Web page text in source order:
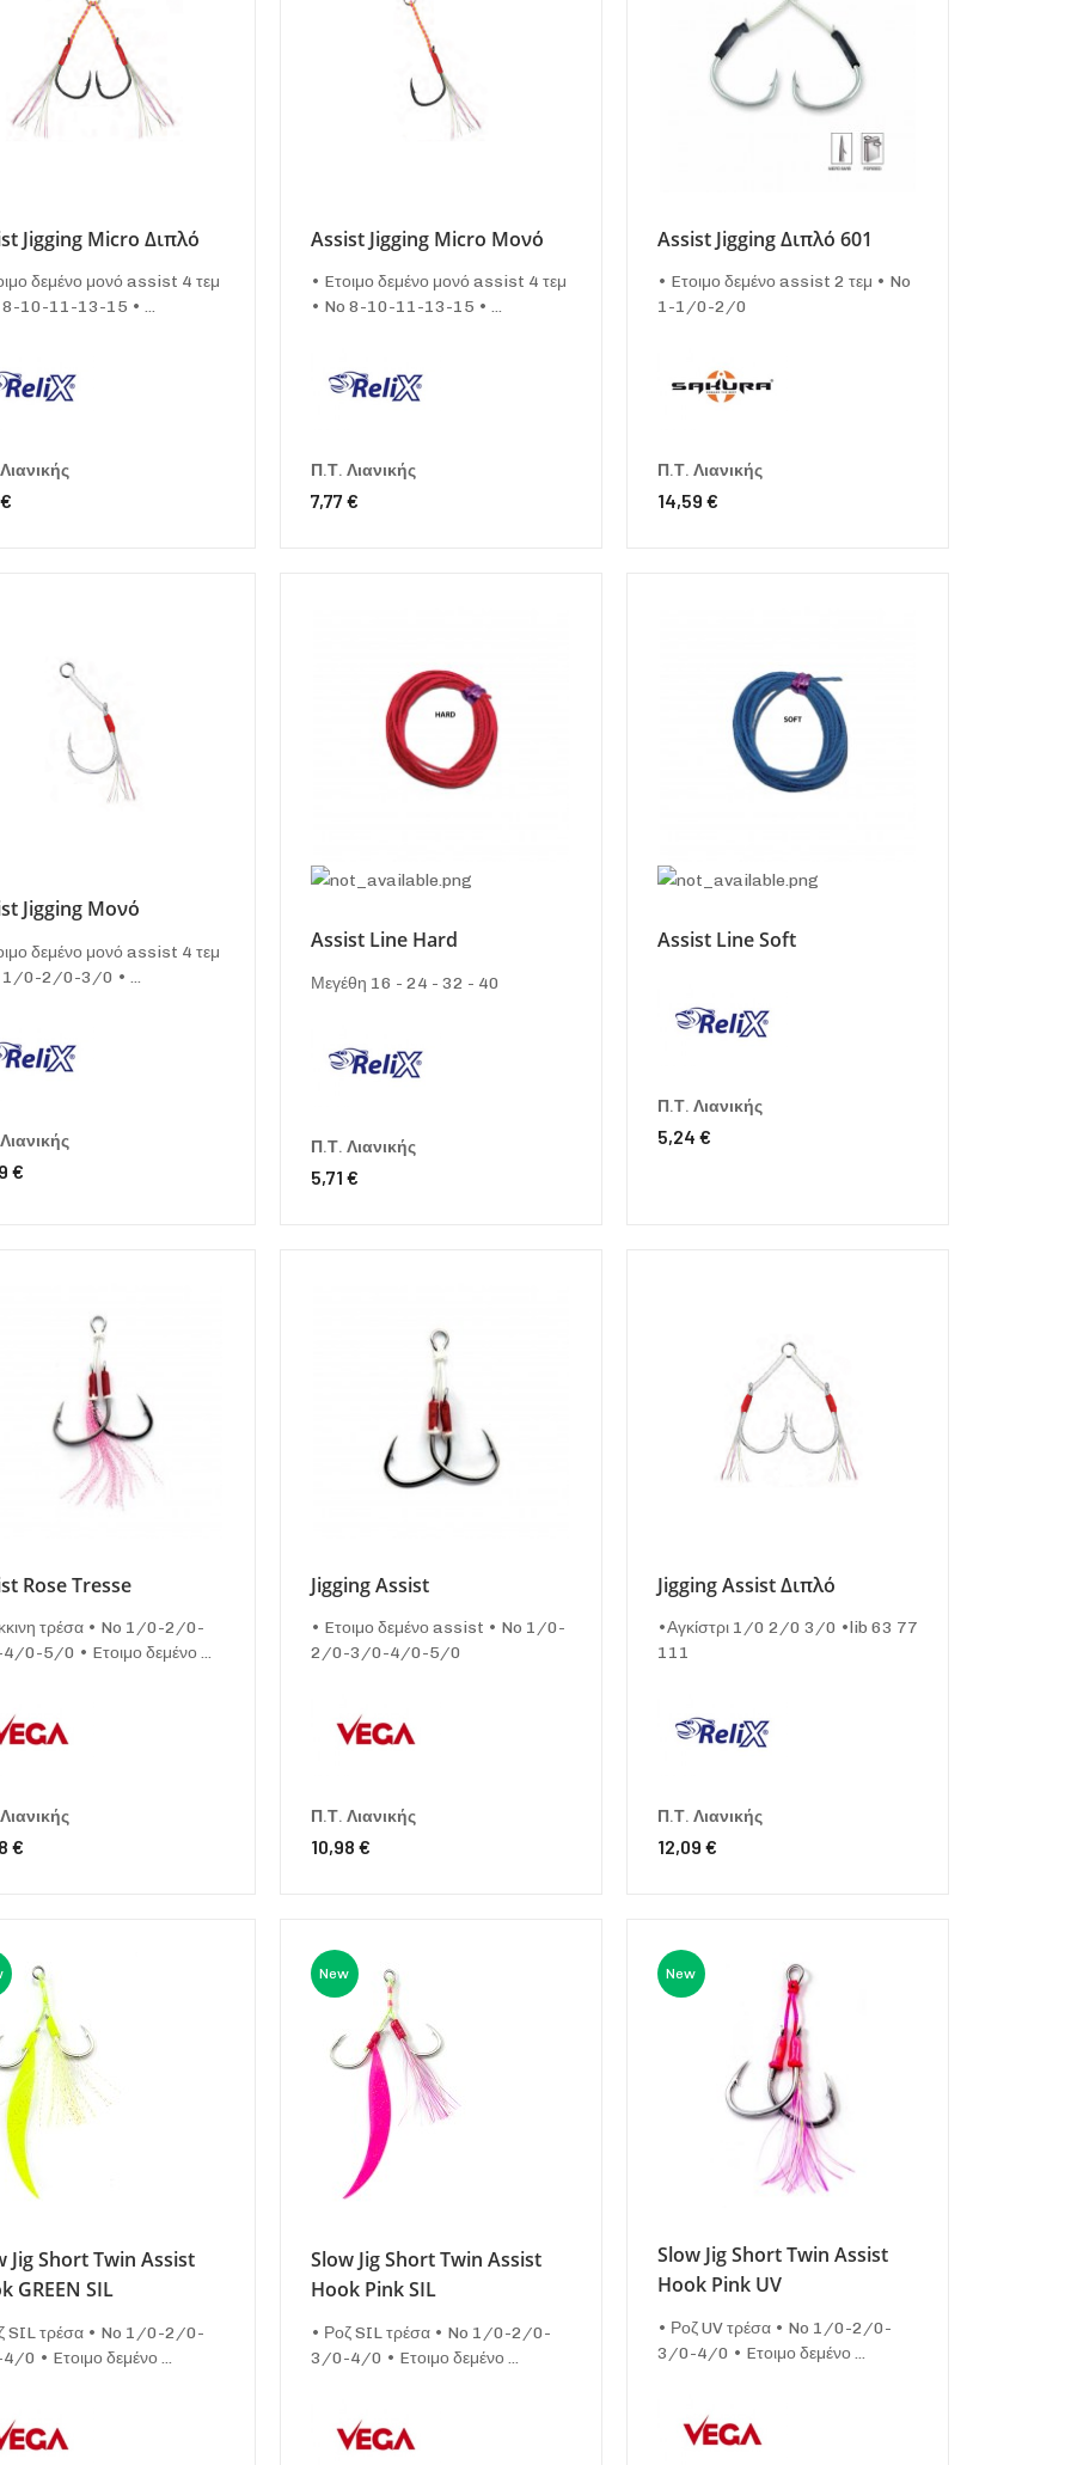
Jigging Micro Διπλό
δεμένο μονό assist 4 τεμ
8-10-11-13-15 • ...
Assist Jigging Micro Μονό
• Eτοιμο δεμένο μονό assist 4 τεμ
• No 8-10-11-13-15 • ...
Π.Τ. Λιανικής
7,77 €
Assist Jigging Διπλό 601
• Eτοιμο δεμένο assist 2 τεμ • No
1-1/0-2/0
Π.Τ. Λιανικής
14,59 €
Jigging Μονό
δεμένο μονό assist 4 τεμ
1/0-2/0-3/0 • ...
€
Assist Line Hard
Μεγέθη 16 - 24 - 32 - 40
Π.Τ. Λιανικής
5,71 €
Assist Line Soft
Π.Τ. Λιανικής
5,24 €
Rose Tresse
τρέσα • No 1/0-2/0-
0-5/0 • Eτοιμο δεμένο ...
€
Jigging Assist
• Eτοιμο δεμένο assist • No 1/0-
2/0-3/0-4/0-5/0
Π.Τ. Λιανικής
10,98 €
Jigging Assist Διπλό
•Αγκίστρι 1/0 2/0 3/0 •lib 63 77
111
Π.Τ. Λιανικής
12,09 €
Jig Short Twin Assist
GREEN SIL
SIL τρέσα • No 1/0-2/0-
0 • Eτοιμο δεμένο ...
New
Slow Jig Short Twin Assist
Hook Pink SIL
• Ροζ SIL τρέσα • No 1/0-2/0-
3/0-4/0 • Eτοιμο δεμένο ...
New
Slow Jig Short Twin Assist
Hook Pink UV
• Ροζ UV τρέσα • No 1/0-2/0-
3/0-4/0 • Eτοιμο δεμένο ...